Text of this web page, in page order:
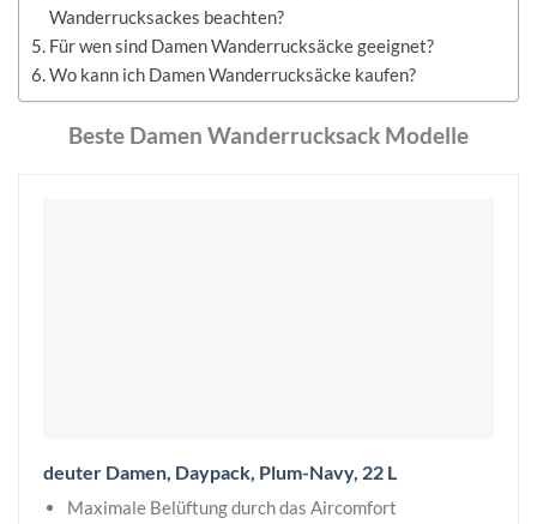
Wanderrucksackes beachten?
Für wen sind Damen Wanderrucksäcke geeignet?
Wo kann ich Damen Wanderrucksäcke kaufen?
Beste Damen Wanderrucksack Modelle
deuter Damen, Daypack, Plum-Navy, 22 L
Maximale Belüftung durch das Aircomfort